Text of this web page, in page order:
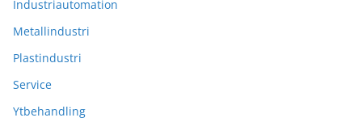
Industriautomation
Metallindustri
Plastindustri
Service
Ytbehandling